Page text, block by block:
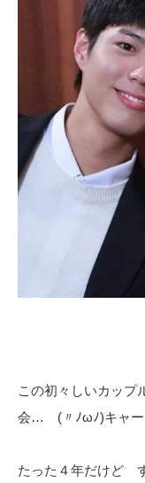
この初々しいカッ
会… (〃ﾉωﾉ)キャー
たった４年だけど